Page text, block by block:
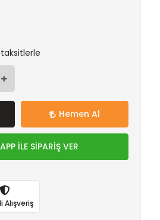
taksitlerle
Hemen Al
İLE SİPARİŞ VER
Alışveriş